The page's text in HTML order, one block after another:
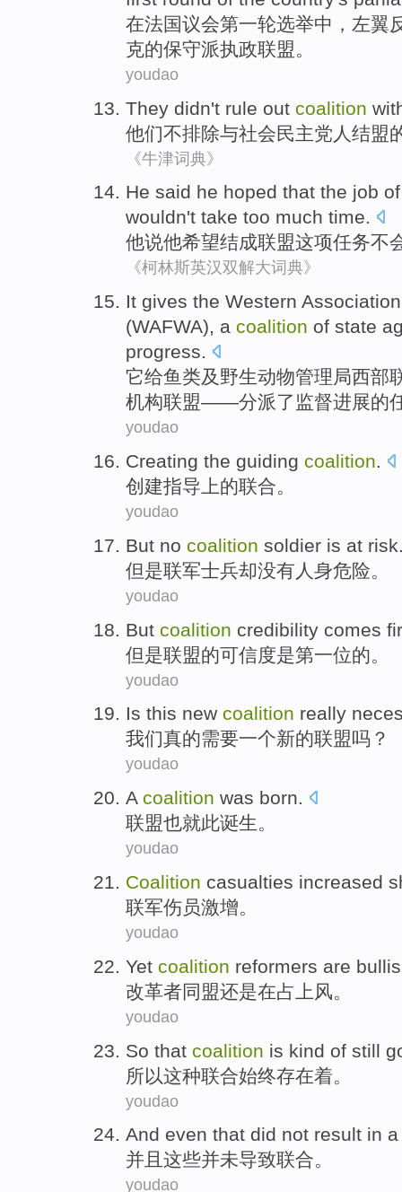
在法国议会第一轮选举中 ， 左翼
克的保守派执政联盟。
youdao
They didn't rule out coalition
他们不排除与社会民主党 人 结盟
《牛津词典》
He said he hoped that the job
wouldn't take too much time.
他说他希望结成联盟这项任务不
《柯林斯英汉双解大词典》
It gives the Western
(WAFWA), a coalition of state
progress.
它给鱼类及 野生动物管理局西部
机构联盟——分派了 监督进展的
youdao
Creating the guiding coalition.
创建指导 上的联合。
youdao
But no coalition soldier is at risk
但是联军士兵却没有人身危险。
youdao
But coalition credibility comes
但是联盟的可信度是第一位的。
youdao
Is this new coalition really
我们真的需要一个新的联盟吗？
youdao
A coalition was born.
联盟也就此诞生。
youdao
Coalition casualties increased
联军伤员激增。
youdao
Yet coalition reformers are
改革者同盟还是在占上风。
youdao
So that coalition is kind of still
所以这种联合始终存在着 。
youdao
And even that did not result in
并且 这些并未导致联合。
youdao